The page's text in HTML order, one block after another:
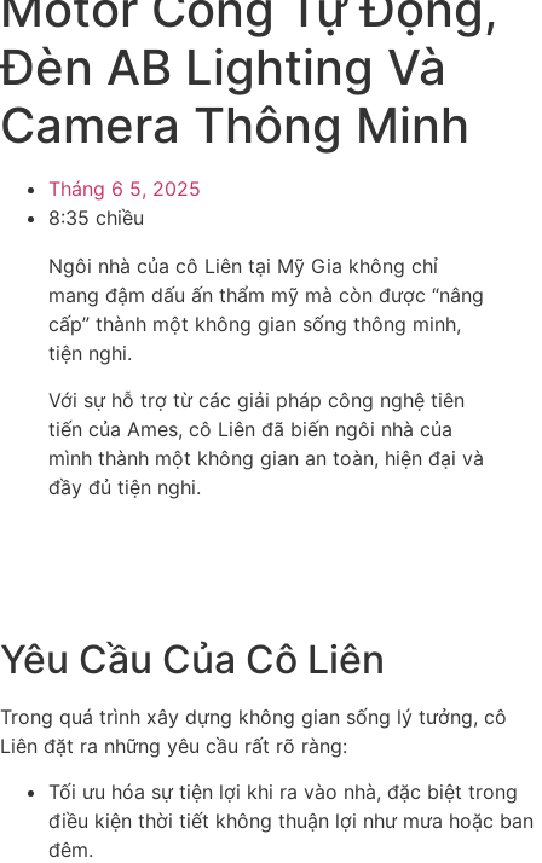
Đèn AB Lighting Và
Camera Thông Minh
Tháng 6 5, 2025
8:35 chiều
Ngôi nhà của cô Liên tại Mỹ Gia không chỉ
mang đậm dấu ấn thẩm mỹ mà còn được “nâng
cấp” thành một không gian sống thông minh,
tiện nghi.
Với sự hỗ trợ từ các giải pháp công nghệ tiên
tiến của Ames, cô Liên đã biến ngôi nhà của
mình thành một không gian an toàn, hiện đại và
đầy đủ tiện nghi.
Yêu Cầu Của Cô Liên
Trong quá trình xây dựng không gian sống lý tưởng, cô
Liên đặt ra những yêu cầu rất rõ ràng:
Tối ưu hóa sự tiện lợi khi ra vào nhà, đặc biệt trong
điều kiện thời tiết không thuận lợi như mưa hoặc ban
đêm.